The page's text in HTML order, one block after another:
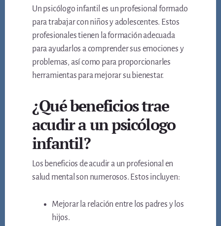
Un psicólogo infantil es un profesional formado
para trabajar con niños y adolescentes. Estos
profesionales tienen la formación adecuada
para ayudarlos a comprender sus emociones y
problemas, así como para proporcionarles
herramientas para mejorar su bienestar.
¿Qué beneficios trae
acudir a un psicólogo
infantil?
Los beneficios de acudir a un profesional en
salud mental son numerosos. Estos incluyen:
Mejorar la relación entre los padres y los
hijos.